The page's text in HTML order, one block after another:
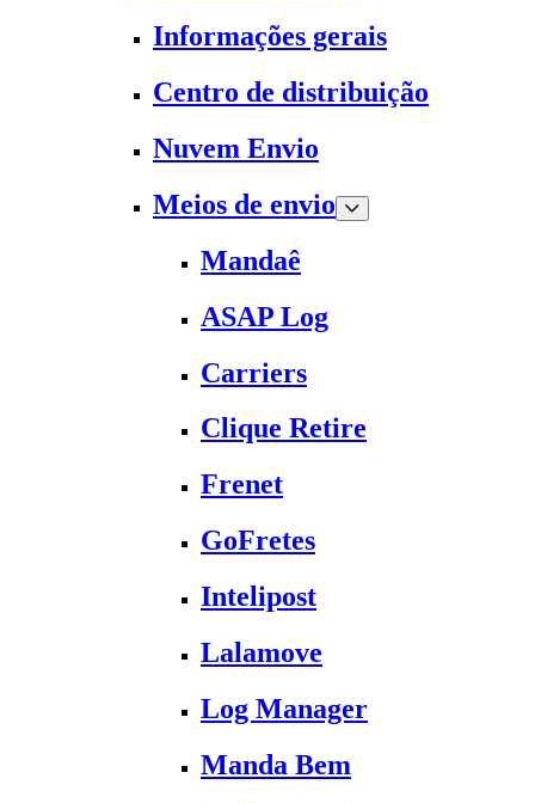
Informações gerais
Centro de distribuição
Nuvem Envio
Meios de envio
Mandaê
ASAP Log
Carriers
Clique Retire
Frenet
GoFretes
Intelipost
Lalamove
Log Manager
Manda Bem